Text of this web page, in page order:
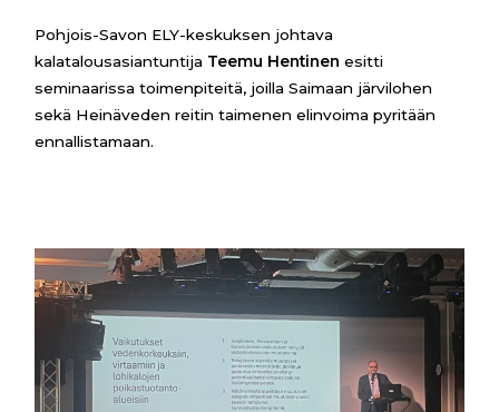
Pohjois-Savon ELY-keskuksen johtava
kalatalousasiantuntija Teemu Hentinen esitti
seminaarissa toimenpiteitä, joilla Saimaan järvilohen
sekä Heinäveden reitin taimenen elinvoima pyritään
ennallistamaan.